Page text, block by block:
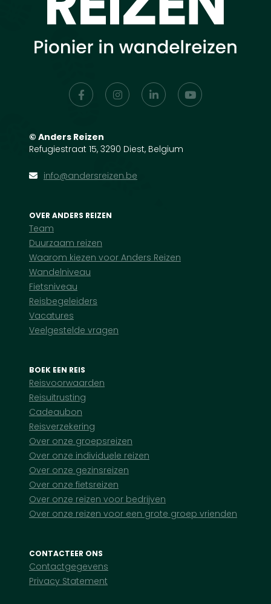
© Anders Reizen
Refugiestraat 15, 3290 Diest, Belgium
info@andersreizen.be
OVER ANDERS REIZEN
Team
Duurzaam reizen
Waarom kiezen voor Anders Reizen
Wandelniveau
Fietsniveau
Reisbegeleiders
Vacatures
Veelgestelde vragen
BOEK EEN REIS
Reisvoorwaarden
Reisuitrusting
Cadeaubon
Reisverzekering
Over onze groepsreizen
Over onze individuele reizen
Over onze gezinsreizen
Over onze fietsreizen
Over onze reizen voor bedrijven
Over onze reizen voor een grote groep vrienden
CONTACTEER ONS
Contactgegevens
Privacy Statement